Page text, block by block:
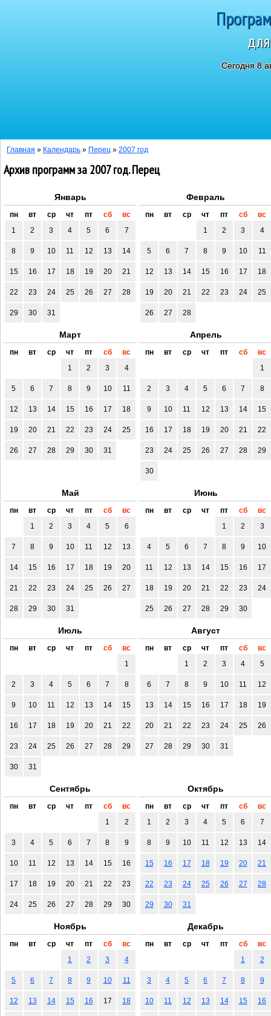
Сегодня 8
Главная » Календарь » Перец » 2007 год
Архив программ за 2007 год. Перец
Январь
пн вт ср чт пт сб
вс
1
2 3 4 5 6 7
8 9 10 11 12 13 14
15 16 17 18 19 20 21
22 23 24 25 26 27 28
29 30 31
Февраль
пн вт ср чт пт сб
вс
1
2 3 4
5 6 7 8 9 10 11
12 13 14 15 16 17 18
19 20 21 22 23 24 25
26 27 28
Март
пн вт ср чт пт сб
вс
1
2 3 4
5 6 7 8 9 10 11
12 13 14 15 16 17 18
19 20 21 22 23 24 25
26 27 28 29 30 31
Апрель
пн вт ср чт пт сб
вс
1
2 3 4 5 6 7 8
9 10 11 12 13 14 15
16 17 18 19 20 21 22
23 24 25 26 27 28 29
30
Май
пн вт ср чт пт сб
вс
1
2 3 4 5 6
7 8 9 10 11 12 13
14 15 16 17 18 19 20
21 22 23 24 25 26 27
28 29 30 31
Июнь
пн вт ср чт пт сб
вс
1
2 3
4 5 6 7 8 9 10
11 12 13 14 15 16 17
18 19 20 21 22 23 24
25 26 27 28 29 30
Июль
пн вт ср чт пт сб
вс
1
2 3 4 5 6 7 8
9 10 11 12 13 14 15
16 17 18 19 20 21 22
23 24 25 26 27 28 29
30 31
Август
пн вт ср чт пт сб
вс
1
2 3 4 5
6 7 8 9 10 11 12
13 14 15 16 17 18 19
20 21 22 23 24 25 26
27 28 29 30 31
Сентябрь
пн вт ср чт пт сб
вс
1
2
3 4 5 6 7 8 9
10 11 12 13 14 15 16
17 18 19 20 21 22 23
24 25 26 27 28 29 30
Октябрь
пн вт ср чт пт сб
вс
1
2 3 4 5 6 7
8 9 10 11 12 13 14
15 16 17 18 19 20 21
22 23 24 25 26 27 28
29 30 31
Ноябрь
пн вт ср чт пт сб
вс
1
2 3 4
5 6 7 8 9 10 11
12 13 14 15 16 17 18
Декабрь
пн вт ср чт пт сб
вс
1
2
3 4 5 6 7 8 9
10 11 12 13 14 15 16